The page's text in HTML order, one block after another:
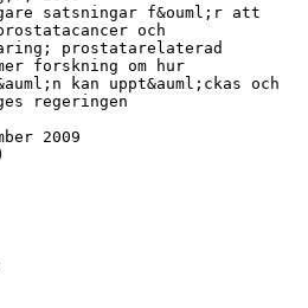
satsningar f&ouml;r att
och
prostatarelaterad
forskning om hur
kan uppt&auml;ckas och
regeringen
2009